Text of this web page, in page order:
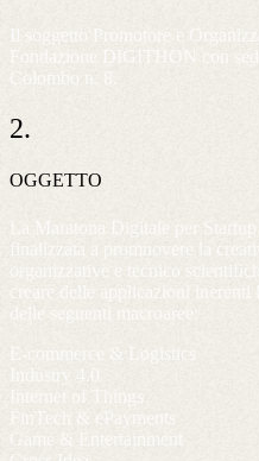
Il soggetto Promotore e
Fondazione DIGITHON con
Colombo n. 8.
2.
OGGETTO
La Maratona Digitale per
finalizzata a promuovere la
organizzative e tecnico
creare delle applicazioni inerenti
delle seguenti macroaree:
E-commerce & Logistics
Internet of Things
FinTech & ePayments
Game & Entertainment